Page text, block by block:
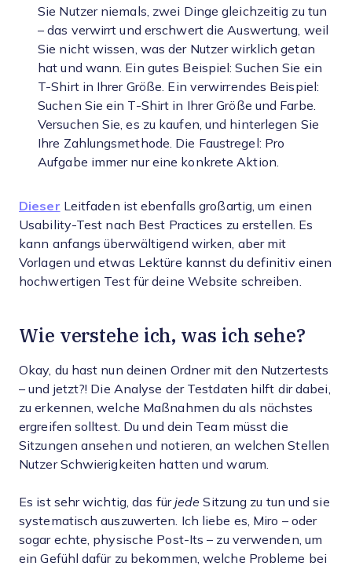
Sie Nutzer niemals, zwei Dinge gleichzeitig zu tun
– das verwirrt und erschwert die Auswertung, weil
Sie nicht wissen, was der Nutzer wirklich getan
hat und wann. Ein gutes Beispiel: Suchen Sie ein
T-Shirt in Ihrer Größe. Ein verwirrendes Beispiel:
Suchen Sie ein T-Shirt in Ihrer Größe und Farbe.
Versuchen Sie, es zu kaufen, und hinterlegen Sie
Ihre Zahlungsmethode. Die Faustregel: Pro
Aufgabe immer nur eine konkrete Aktion.
Dieser Leitfaden ist ebenfalls großartig, um einen
Usability-Test nach Best Practices zu erstellen. Es
kann anfangs überwältigend wirken, aber mit
Vorlagen und etwas Lektüre kannst du definitiv einen
hochwertigen Test für deine Website schreiben.
Wie verstehe ich, was ich sehe?
Okay, du hast nun deinen Ordner mit den Nutzertests
– und jetzt?! Die Analyse der Testdaten hilft dir dabei,
zu erkennen, welche Maßnahmen du als nächstes
ergreifen solltest. Du und dein Team müsst die
Sitzungen ansehen und notieren, an welchen Stellen
Nutzer Schwierigkeiten hatten und warum.
Es ist sehr wichtig, das für jede Sitzung zu tun und sie
systematisch auszuwerten. Ich liebe es, Miro – oder
sogar echte, physische Post-Its – zu verwenden, um
ein Gefühl dafür zu bekommen, welche Probleme bei